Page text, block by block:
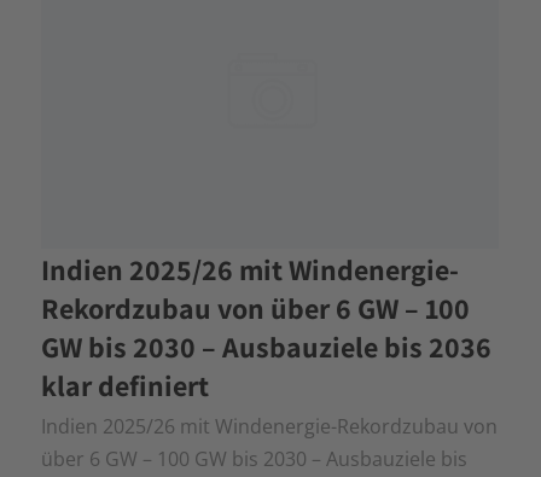
Indien 2025/26 mit Windenergie-
Rekordzubau von über 6 GW – 100
GW bis 2030 – Ausbauziele bis 2036
klar definiert
Indien 2025/26 mit Windenergie-Rekordzubau von
über 6 GW – 100 GW bis 2030 – Ausbauziele bis